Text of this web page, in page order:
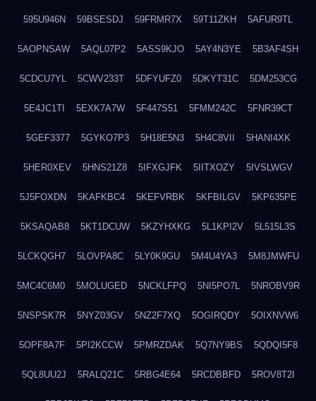
595U946N 59BSESDJ 59FRMR7X 59T11ZKH 5AFUR9TL
5AOPNSAW 5AQL07P2 5ASS9KJO 5AY4N3YE 5B3AF4SH
5CDCU7YL 5CWV233T 5DFYUFZ0 5DKYT31C 5DM253CG
5E4JC1TI 5EXK7A7W 5F447S51 5FMM242C 5FNR39CT
5GEF3377 5GYKO7P3 5H18E5N3 5H4C8VII 5HANI4XK
5HER0XEV 5HNS21Z8 5IFXGJFK 5IITXOZY 5IVSLWGV
5J5FOXDN 5KAFKBC4 5KEFVRBK 5KFBILGV 5KP635PE
5KSAQAB8 5KT1DCUW 5KZYHXKG 5L1KPI2V 5L515L3S
5LCKQGH7 5LOVPA8C 5LY0K9GU 5M4U4YA3 5M8JMWFU
5MC4C6M0 5MOLUGED 5NCKLFPQ 5NI5PO7L 5NROBV9R
5NSPSK7R 5NYZ03GV 5NZ2F7XQ 5OGIRQDY 5OIXNVW6
5OPF8A7F 5PI2KCCW 5PMRZDAK 5Q7NY9BS 5QDQI5F8
5QL8UU2J 5RALQ21C 5RBG4E64 5RCDBBFD 5ROV8T2I